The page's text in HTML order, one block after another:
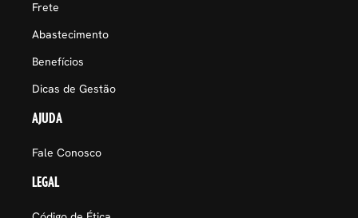
Frete
Abastecimento
Benefícios
Dicas de Gestão
AJUDA
Fale Conosco
LEGAL